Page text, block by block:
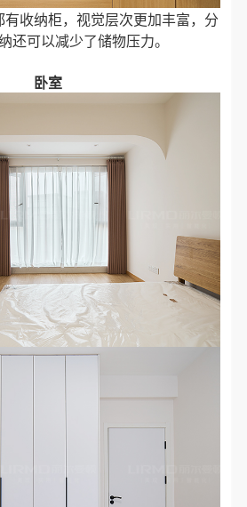
收纳柜，视觉层次更加丰富，分
还可以减少了储物压力。
卧室